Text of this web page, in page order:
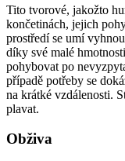
Tito tvorové, jakožto
končetinách, jejich
prostředí se umí
díky své malé
pohybovat po
případě potřeby se
na krátké vzdálenosti.
plavat.
Obživa